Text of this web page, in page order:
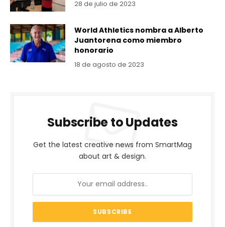
28 de julio de 2023
World Athletics nombra a Alberto
Juantorena como miembro
honorario
18 de agosto de 2023
Subscribe to Updates
Get the latest creative news from SmartMag
about art & design.